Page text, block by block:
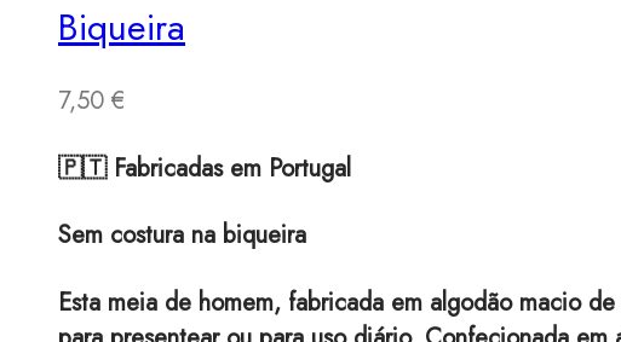
Biqueira
7,50 €
🇵🇹 Fabricadas em Portugal
Sem costura na biqueira
Esta meia de homem, fabricada em algodão macio